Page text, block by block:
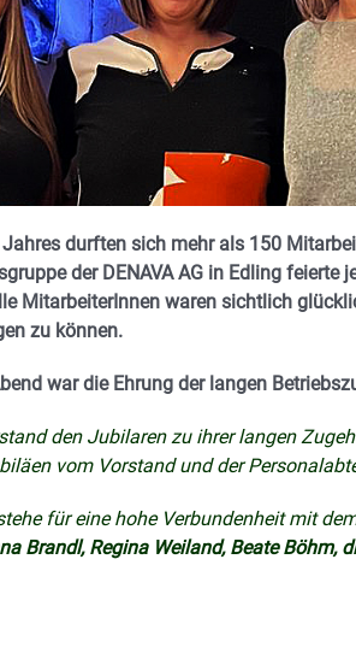
durften sich mehr als 150
der DENAVA AG in Edling
MitarbeiterInnen waren sichtlich
zu können.
war die Ehrung der langen
den Jubilaren zu ihrer langen
vom Vorstand und der
für eine hohe Verbundenheit mit
Brandl, Regina Weiland, Beate Böhm,